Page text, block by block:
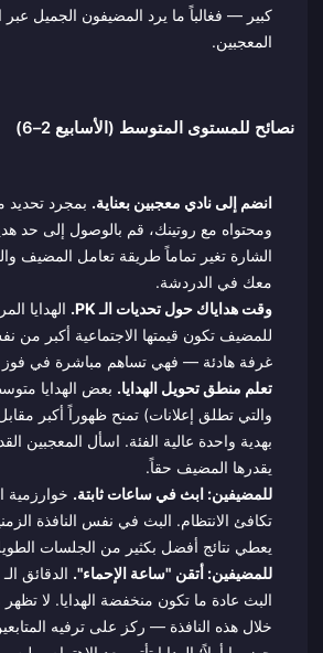
كبير — فغالباً ما يرد المضيفون الجميل عبر
المعجبين.
نصائح للمستوى المتوسط (الأسابيع 2–6)
انضم إلى نادي معجبين بعناية. بمجرد
ومحتواه مع روتينك، قم بالوصول إلى حد
الشارة تغير تماماً طريقة تعامل المضيف
معك في الدردشة.
وقت هداياك حول تحديات الـ PK.
للمضيف تكون قيمتها الاجتماعية أكبر من
غرفة هادئة — فهي تساهم مباشرة في
تعلم منطق تحويل الهدايا. بعض الهدايا
والتي تطلق إعلانات) تمنح ظهوراً أكبر
بهدية واحدة عالية الفئة. اسأل المعجبين
يقدرها المضيف حقاً.
للمضيفين: ابث في ساعات ثابتة. خوارزمية
يعطي نتائج أفضل بكثير من الجلسات
للمضيفين: أتقن "ساعة الإحماء".
البث عادة ما تكون منخفضة الهدايا. لا
خلال هذه النافذة — ركز على ترفيه